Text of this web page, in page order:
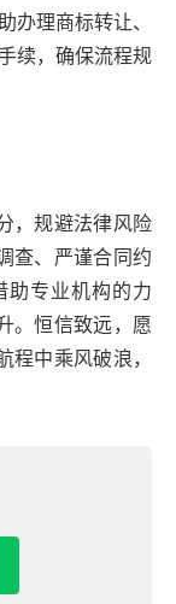
办理商标转让、
续，确保流程规
，规避法律风险
查、严谨合同约
助专业机构的力
。恒信致远，愿
程中乘风破浪，